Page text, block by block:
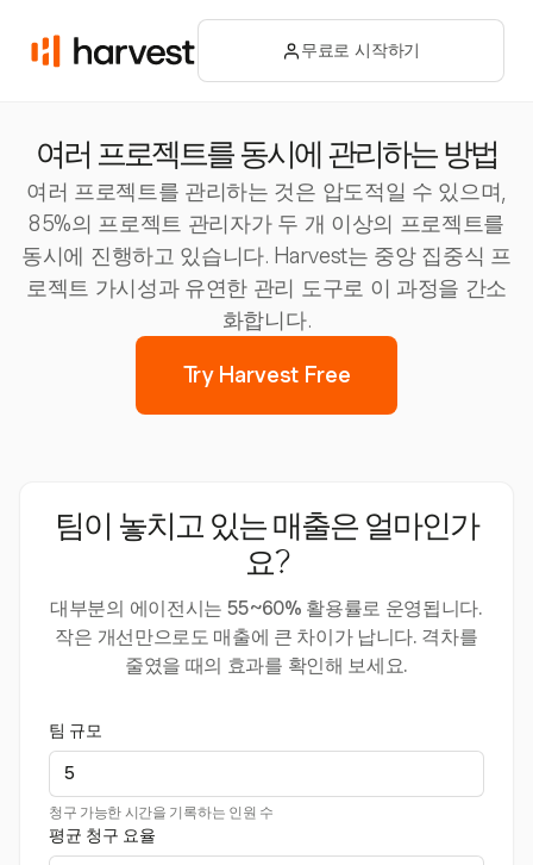
무료로 시작하기
여러 프로젝트를 동시에 관리하는 방법
여러 프로젝트를 관리하는 것은 압도적일 수 있으며,
85%의 프로젝트 관리자가 두 개 이상의 프로젝트를
동시에 진행하고 있습니다. Harvest는 중앙 집중식 프
로젝트 가시성과 유연한 관리 도구로 이 과정을 간소
화합니다.
Try Harvest Free
팀이 놓치고 있는 매출은 얼마인가
요?
대부분의 에이전시는 55~60% 활용률로 운영됩니다.
작은 개선만으로도 매출에 큰 차이가 납니다. 격차를
줄였을 때의 효과를 확인해 보세요.
팀 규모
청구 가능한 시간을 기록하는 인원 수
평균 청구 요율